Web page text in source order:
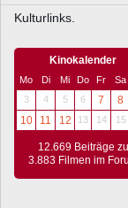
Kulturlinks.
Kinokalender
Mo Di Mi Do Fr Sa
3
4 5 6 7 8
10
11 12 13 14 15
12.669 Beiträge zu
3.883 Filmen im